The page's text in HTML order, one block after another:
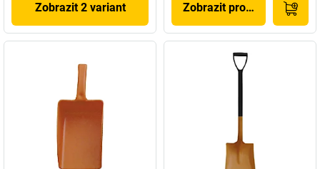
Zobrazit 2 variant Zobrazit produkt